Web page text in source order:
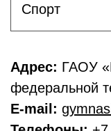
Спорт
Адрес: ГАОУ
федеральной
E-mail: